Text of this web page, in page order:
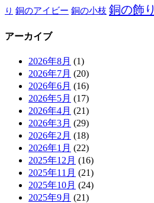
り 銅のアイビー 銅の小枝 銅の飾り
アーカイブ
2026年8月 (1)
2026年7月 (20)
2026年6月 (16)
2026年5月 (17)
2026年4月 (21)
2026年3月 (29)
2026年2月 (18)
2026年1月 (22)
2025年12月 (16)
2025年11月 (21)
2025年10月 (24)
2025年9月 (21)